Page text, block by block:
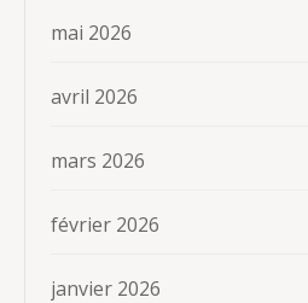
mai 2026
avril 2026
mars 2026
février 2026
janvier 2026